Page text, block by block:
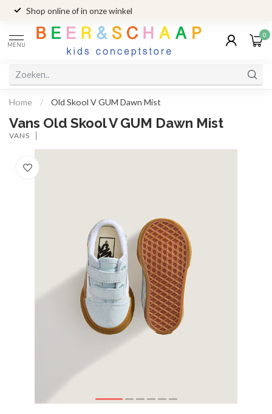
Shop online of in onze winkel
MENU
0
Home / Old Skool V GUM Dawn Mist
Vans Old Skool V GUM Dawn Mist
VANS